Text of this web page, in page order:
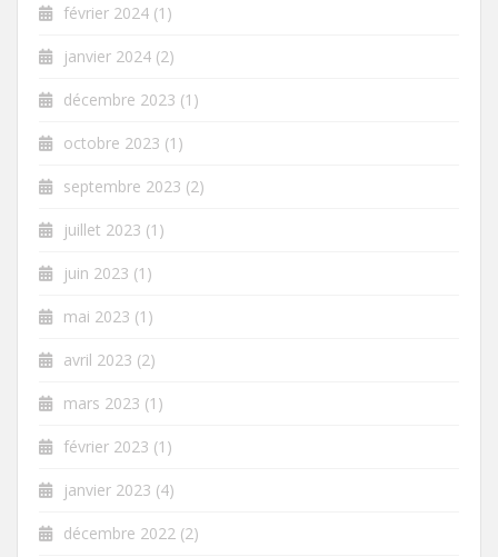
février 2024 (1)
janvier 2024 (2)
décembre 2023 (1)
octobre 2023 (1)
septembre 2023 (2)
juillet 2023 (1)
juin 2023 (1)
mai 2023 (1)
avril 2023 (2)
mars 2023 (1)
février 2023 (1)
janvier 2023 (4)
décembre 2022 (2)